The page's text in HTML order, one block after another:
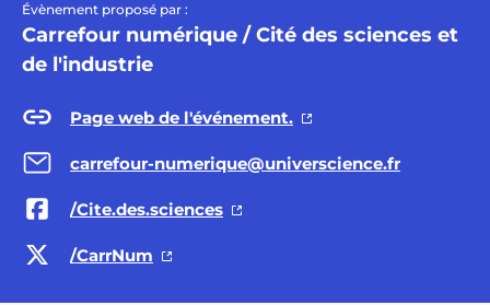
Évènement proposé par :
Carrefour numérique / Cité des sciences et
de l'industrie
Page web de l'événement.
carrefour-numerique@universcience.fr
/Cite.des.sciences
/CarrNum